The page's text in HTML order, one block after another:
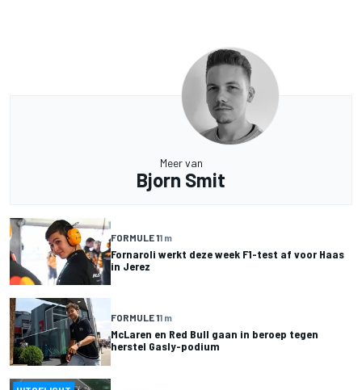
Meer van
Bjorn Smit
FORMULE 11 m
Fornaroli werkt deze week F1-test af voor Haas
in Jerez
FORMULE 11 m
McLaren en Red Bull gaan in beroep tegen
herstel Gasly-podium